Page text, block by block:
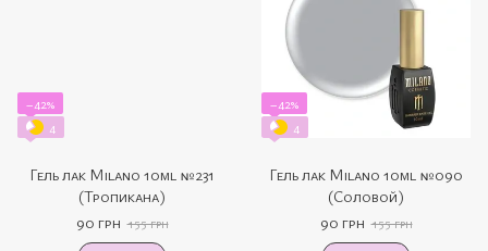
−42%
4
Гель лак Milano 10ml №231
(Тропикана)
90 грн 155 грн
−42%
4
Гель лак Milano 10ml №090
(Соловой)
90 грн 155 грн